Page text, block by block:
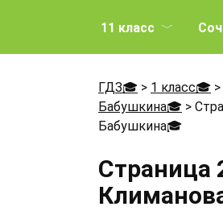
11 класс
ГДЗ🎓 > 1 класс🎓 >
Бабушкина🎓 >
Бабушкина🎓
Страница